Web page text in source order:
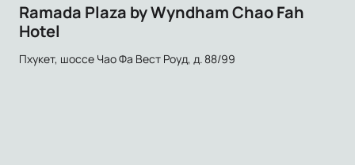
Ramada Plaza by Wyndham Chao Fah
Hotel
Пхукет, шоссе Чао Фа Вест Роуд, д. 88/99